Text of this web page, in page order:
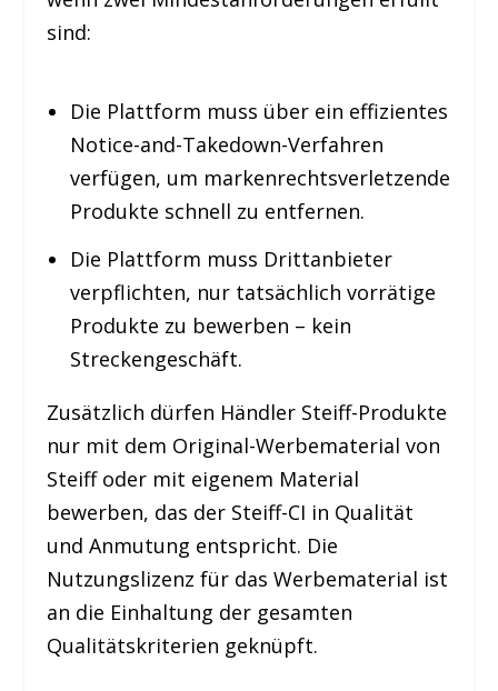
sind:
Die Plattform muss über ein effizientes
Notice-and-Takedown-Verfahren
verfügen, um markenrechtsverletzende
Produkte schnell zu entfernen.
Die Plattform muss Drittanbieter
verpflichten, nur tatsächlich vorrätige
Produkte zu bewerben – kein
Streckengeschäft.
Zusätzlich dürfen Händler Steiff-Produkte
nur mit dem Original-Werbematerial von
Steiff oder mit eigenem Material
bewerben, das der Steiff-CI in Qualität
und Anmutung entspricht. Die
Nutzungslizenz für das Werbematerial ist
an die Einhaltung der gesamten
Qualitätskriterien geknüpft.